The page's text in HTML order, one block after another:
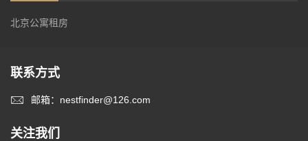
北京公寓租房
联系方式
邮箱：nestfinder@126.com
关注我们